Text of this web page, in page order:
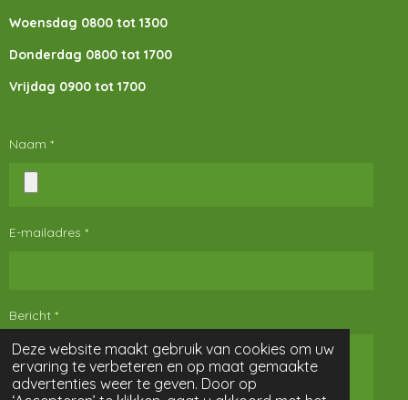
Deze website maakt gebruik van cookies om uw
ervaring te verbeteren en op maat gemaakte
advertenties weer te geven. Door op
Woensdag 0800 tot 1300
Donderdag 0800 tot 1700
Vrijdag 0900 tot 1700
Naam *
E-mailadres *
Bericht *